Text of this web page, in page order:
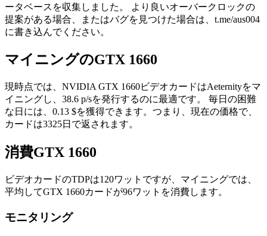
ータベースを収集しました。 より良いオーバークロックの
提案がある場合、またはバグを見つけた場合は、t.me/aus004
に書き込んでください。
マイニングのGTX 1660
現時点では、NVIDIA GTX 1660ビデオカードはAeternityをマ
イニングし、38.6 p/sを発行するのに最適です。 毎日の困難
な日には、0.13 $を獲得できます。つまり、現在の価格で、
カードは3325日で返されます。
消費GTX 1660
ビデオカードのTDPは120ワットですが、マイニングでは、
平均してGTX 1660カードが96ワットを消費します。
モニタリング